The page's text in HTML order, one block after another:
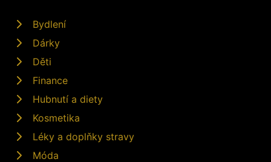
Bydlení
Dárky
Děti
Finance
Hubnutí a diety
Kosmetika
Léky a doplňky stravy
Móda